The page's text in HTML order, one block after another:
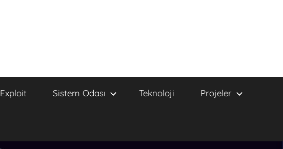
Exploit Sistem Odası Teknoloji Projeler